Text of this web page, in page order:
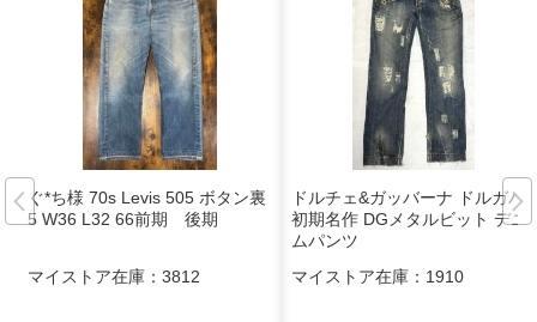
ぐ*ち様 70s Levis 505 ボタン裏
5 W36 L32 66前期 後期
マイストア在庫： 3812
ドルチェ&ガッバーナ ドルガバ
初期名作 DGメタルビット デニ
ムパンツ
マイストア在庫： 1910